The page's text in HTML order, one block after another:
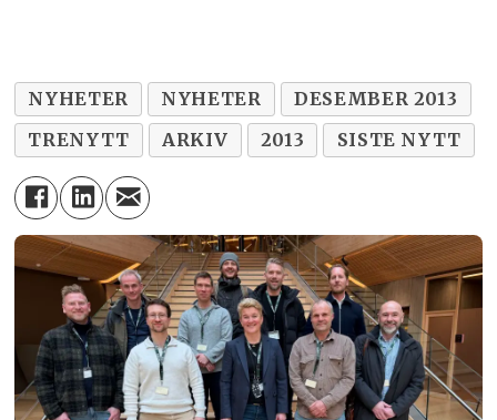
NYHETER NYHETER
DESEMBER 2013
TRENYTT
ARKIV 2013 SISTE NYTT